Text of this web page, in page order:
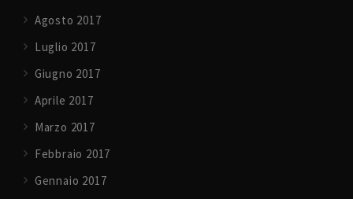
Agosto 2017
Luglio 2017
Giugno 2017
Aprile 2017
Marzo 2017
Febbraio 2017
Gennaio 2017